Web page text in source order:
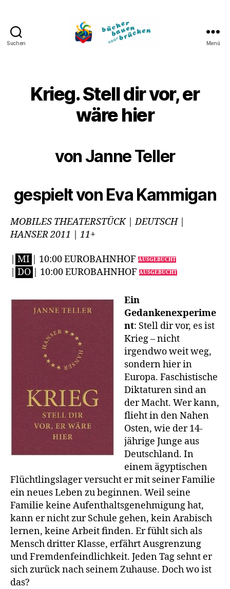
Suchen Menü
Krieg. Stell dir vor, er
wäre hier
von Janne Teller
gespielt von Eva Kammigan
MOBILES THEATERSTÜCK
| DEUTSCH |
HANSER 2011 | 11+
| MI | 10:00 EUROBAHNHOF AUSGEBUCHT
| DO | 10:00 EUROBAHNHOF AUSGEBUCHT
Ein
Gedankenexperime
nt: Stell dir vor, es ist
Krieg – nicht
irgendwo weit weg,
sondern hier in
Europa. Faschistische
Diktaturen sind an
der Macht. Wer kann,
flieht in den Nahen
Osten, wie der 14-
jährige Junge aus
Deutschland. In
einem ägyptischen
Flüchtlingslager versucht er mit seiner Familie
ein neues Leben zu beginnen. Weil seine
Familie keine Aufenthaltsgenehmigung hat,
kann er nicht zur Schule gehen, kein Arabisch
lernen, keine Arbeit finden. Er fühlt sich als
Mensch dritter Klasse, erfährt Ausgrenzung
und Fremdenfeindlichkeit. Jeden Tag sehnt er
sich zurück nach seinem Zuhause. Doch wo ist
das?